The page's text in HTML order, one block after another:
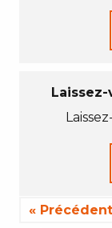
« Précédent